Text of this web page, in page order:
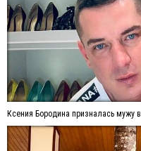
Ксения Бородина призналась мужу